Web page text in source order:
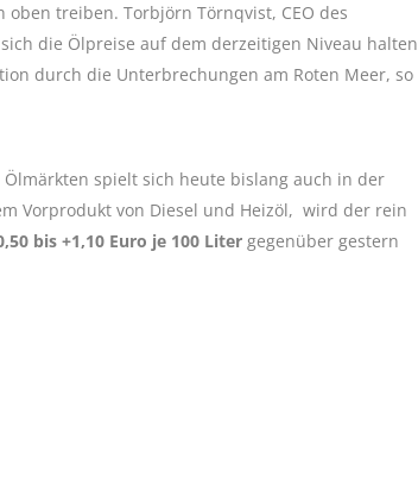
treiben. Torbjörn Törnqvist, CEO des
die Ölpreise auf dem derzeitigen Niveau halten
durch die Unterbrechungen am Roten Meer, so
spielt sich heute bislang auch in der
Vorprodukt von Diesel und Heizöl, wird der rein
bis +1,10 Euro je 100 Liter gegenüber gestern